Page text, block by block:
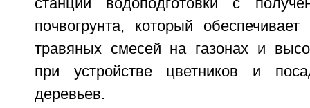
станций водоподготовки с
почвогрунта, который
травяных смесей на газонах и
при устройстве цветников и
деревьев.